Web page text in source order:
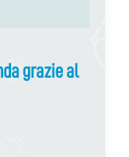
grazie al